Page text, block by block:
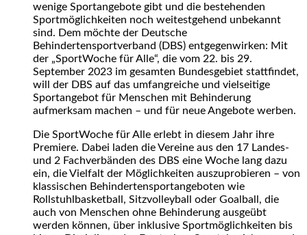
wenige Sportangebote gibt und die bestehenden
Sportmöglichkeiten noch weitestgehend unbekannt
sind. Dem möchte der Deutsche
Behindertensportverband (DBS) entgegenwirken: Mit
der „SportWoche für Alle“, die vom 22. bis 29.
September 2023 im gesamten Bundesgebiet stattfindet,
will der DBS auf das umfangreiche und vielseitige
Sportangebot für Menschen mit Behinderung
aufmerksam machen – und für neue Angebote werben.
Die SportWoche für Alle erlebt in diesem Jahr ihre
Premiere. Dabei laden die Vereine aus den 17 Landes-
und 2 Fachverbänden des DBS eine Woche lang dazu
ein, die Vielfalt der Möglichkeiten auszuprobieren – von
klassischen Behindertensportangeboten wie
Rollstuhlbasketball, Sitzvolleyball oder Goalball, die
auch von Menschen ohne Behinderung ausgeübt
werden können, über inklusive Sportmöglichkeiten bis